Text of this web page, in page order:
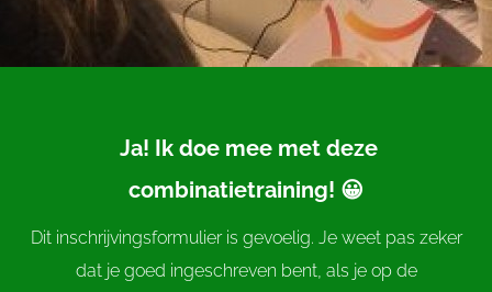
Ja! Ik doe mee met deze
combinatietraining! 😀
Dit inschrijvingsformulier is gevoelig. Je weet pas zeker
dat je goed ingeschreven bent, als je op de